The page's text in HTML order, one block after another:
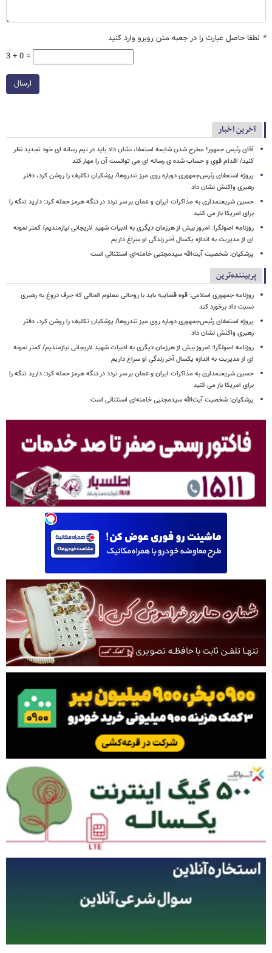
* لطفا حاصل عبارت را در جعبه متن روبرو وارد کنید
3 + 0 =
ارسال
آخرین اخبار
آقای رئیس جمهور! مطرح شدن شایعه استعفا، نشان داد باید در تیم رسانه ای خود تجدید نظر
کنید/ اقدام قوی و حساب شده ی رسانه ای می توانست آن را مهار کند
پروژه استعفای رئیس‌جمهوری دوباره روی میز تندروها/ پزشکیان تکلیف را روشن کرد، دفتر
رهبری واکنش نشان داد
حسین شریعتمداری به مذاکرات ایران و عمان بر سر تردد در تنگه هرمز حمله کرد: دارید تنگه را
برای امریکا باز می کنید
روزنامه اصولگرا: امروز بیش از هرزمان دیگری به ادبیات شهید لاریجانی نیازمندیم/ کمتر نمونه
ای از مدیریت به اندازه یکسال آخر زندگی او سراغ داریم
پزشکیان: شخصیت آیت‌الله سیدمجتبی خامنه‌ای استثنائی است
پربیننده‌ترین
روزنامه جمهوری اسلامی: قوه قضاییه باید با روحانی معلوم الحالی که حرف دروغ به رهبری
نسبت داد برخورد کند
پروژه استعفای رئیس‌جمهوری دوباره روی میز تندروها/ پزشکیان تکلیف را روشن کرد، دفتر
رهبری واکنش نشان داد
روزنامه اصولگرا: امروز بیش از هرزمان دیگری به ادبیات شهید لاریجانی نیازمندیم/ کمتر نمونه
ای از مدیریت به اندازه یکسال آخر زندگی او سراغ داریم
حسین شریعتمداری به مذاکرات ایران و عمان بر سر تردد در تنگه هرمز حمله کرد: دارید تنگه را
برای امریکا باز می کنید
پزشکیان: شخصیت آیت‌الله سیدمجتبی خامنه‌ای استثنائی است